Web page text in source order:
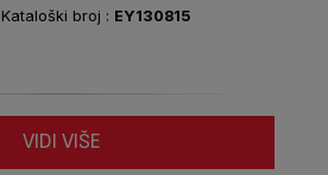
Kataloški broj : EY130815
VIDI VIŠE